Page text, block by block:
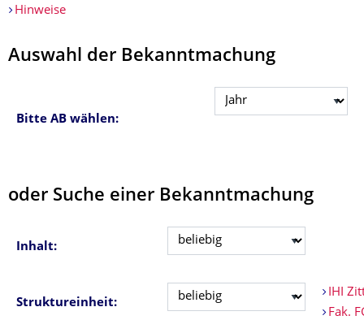
Hinweise
Auswahl der Bekanntmachung
Bitte AB wählen:
oder Suche einer Bekanntmachung
Inhalt:
Struktureinheit:
IHI
Fak.